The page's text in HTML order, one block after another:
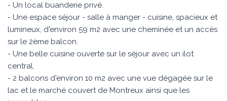
- Un local buanderie privé.
- Une espace séjour - salle à manger - cuisine, spacieux et
lumineux, d'environ 59 m2 avec une cheminée et un accès
sur le 2ème balcon.
- Une belle cuisine ouverte sur le séjour avec un ilot
central.
- 2 balcons d'environ 10 m2 avec une vue dégagée sur le
lac et le marché couvert de Montreux ainsi que les